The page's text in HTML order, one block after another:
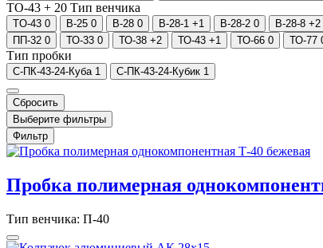
TO-43 + 20 Тип венчика
TO-43 0 В-25 0 В-28 0 В-28-1 +1 В-28-2 0 В-28-8 +2
ПП-32 0 ТО-33 0 ТО-38 +2 ТО-43 +1 ТО-66 0 ТО-77
Тип пробки
С-ПК-43-24-Куба 1 С-ПК-43-24-Кубик 1
Сбросить
Выберите фильтры
Фильтр
Пробка полимерная
Тип венчика: П-40